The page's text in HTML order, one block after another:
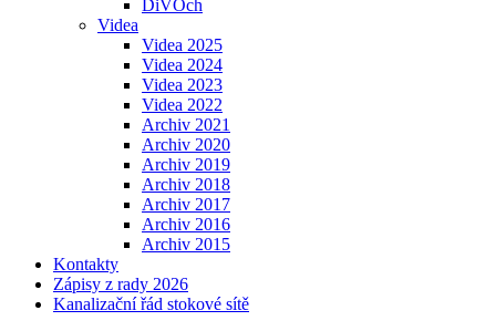
DiVOch
Videa
Videa 2025
Videa 2024
Videa 2023
Videa 2022
Archiv 2021
Archiv 2020
Archiv 2019
Archiv 2018
Archiv 2017
Archiv 2016
Archiv 2015
Kontakty
Zápisy z rady 2026
Kanalizační řád stokové sítě